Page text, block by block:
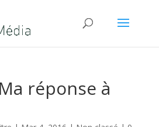
réponse à